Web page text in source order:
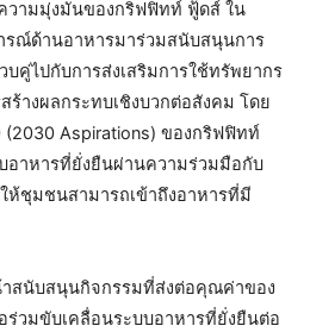
วามมุ่งมั่นของกริฟฟิทท์ ฟู้ดส์ ใน
รณ์ด้านอาหารมาร่วมสนับสนุนการ
คู่ไปกับการส่งเสริมการใช้ทรัพยากร
ร้างผลกระทบเชิงบวกต่อสังคม โดย
Aspirations) ของกริฟฟิทท์
อาหารที่ยั่งยืนผ่านความร่วมมือกับ
ชุมชนสามารถเข้าถึงอาหารที่มี
สนับสนุนกิจกรรมที่ส่งต่อคุณค่าของ
วมขับเคลื่อนระบบอาหารที่ยั่งยืนต่อ